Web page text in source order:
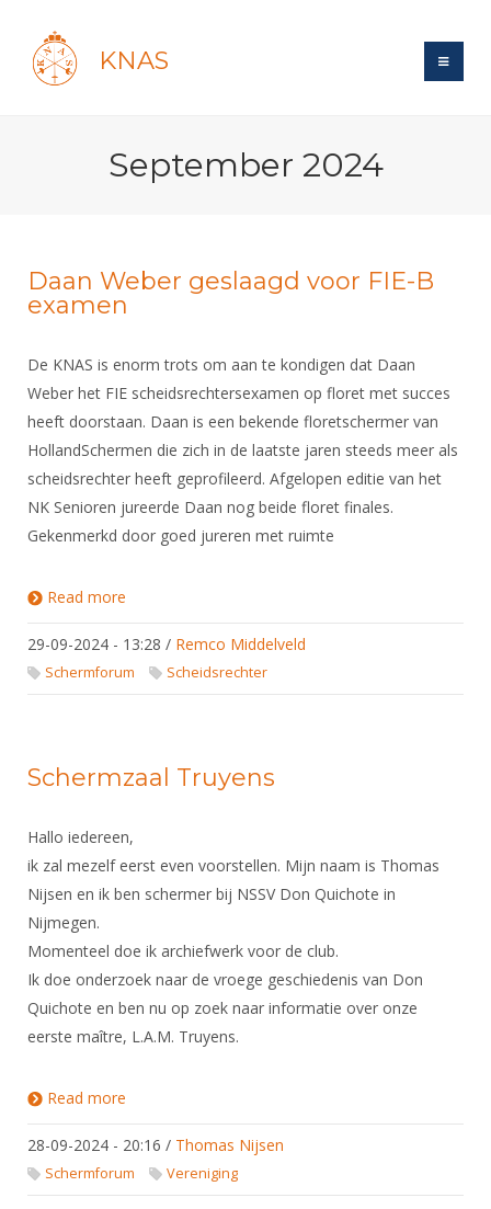
KNAS
Polls
Evenement
Website
Gebruiksvoorwaarden
Historie
Lidmaatschap
Reglementen
Ledencijfers
Sponsors en Partners
Organisatie
Commissies
Ereleden
Leden van Verdiensten
Bondsbureau
Medewerkers
Samenwerking
Formulieren
Alle Verenigingen
Witte Vlekkenplan
Oprichting Vereniging
Overschrijven leden
Introductie
Veteranen
Lichtzwaardschermen
Wedstrijdsport
Reglementen
Materiaal
Schermpaspoort
Wedstrijdkalender
NK's
JPT
JEC
Veteranenwedstrijden
Wedstrijdorganisatie
Scheidsrechterslijst
Import inschrijvingen uit Nahouw
Wat is topsport
Nieuws
NK's
Oranje
FBT
Atletencommissie
Internationale aanmeldingen
Informatie
Voor de jeugd
Ouders en vereniging
Jeugdkampen
Brassardsysteem
Voor coaches en leraren
Nieuws
Nationale opleidingen
Leraar
Voor scheidsrechters
Scheidsrechterslijst
Scheidsrechter Documentatie
Opleidingen
Tuchtzaken
Infotheek
Bibliotheek
Forums
Forums
Schermforum
Nieuws
Zoek Vereniging
Contact
NK organiseren
September 2024
Daan Weber geslaagd voor FIE-B
examen
De KNAS is enorm trots om aan te kondigen dat Daan
Weber het FIE scheidsrechtersexamen op floret met succes
heeft doorstaan. Daan is een bekende floretschermer van
HollandSchermen die zich in de laatste jaren steeds meer als
scheidsrechter heeft geprofileerd. Afgelopen editie van het
NK Senioren jureerde Daan nog beide floret finales.
Gekenmerkd door goed jureren met ruimte
Read more
29-09-2024 - 13:28 / Remco Middelveld
Schermforum Scheidsrechter
Schermzaal Truyens
Hallo iedereen,
ik zal mezelf eerst even voorstellen. Mijn naam is Thomas
Nijsen en ik ben schermer bij NSSV Don Quichote in
Nijmegen.
Momenteel doe ik archiefwerk voor de club.
Ik doe onderzoek naar de vroege geschiedenis van Don
Quichote en ben nu op zoek naar informatie over onze
eerste maître, L.A.M. Truyens.
Read more
28-09-2024 - 20:16 / Thomas Nijsen
Schermforum Vereniging